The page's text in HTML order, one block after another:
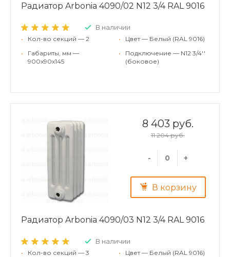
Радиатор Arbonia 4090/02 N12 3/4 RAL 9016
В наличии
•
Кол-во секций — 2
•
Габариты, мм —
900x90x145
•
Цвет — Белый (RAL 9016)
•
Подключение — N12 3/4''
(боковое)
8 403 руб.
11 204 руб.
- +
В корзину
Радиатор Arbonia 4090/03 N12 3/4 RAL 9016
В наличии
•
Кол-во секций — 3
•
Цвет — Белый (RAL 9016)